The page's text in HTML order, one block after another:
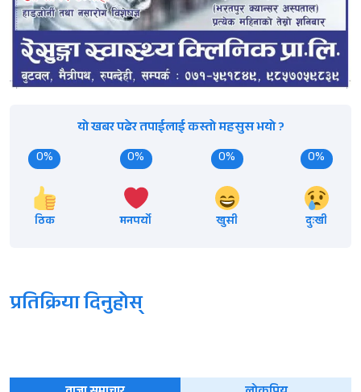
यो खबर पढेर तपाईलाई कस्तो महसुस भयो ?
0%
ठिक
0%
मनपर्यो
0%
खुसी
0%
दुःखी
प्रतिक्रिया दिनुहोस्